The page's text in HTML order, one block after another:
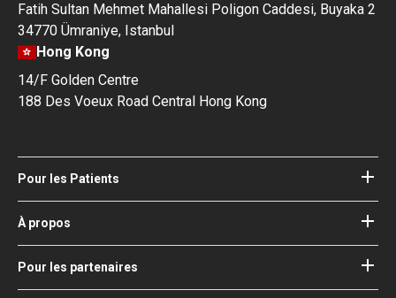
Fatih Sultan Mehmet Mahallesi Poligon Caddesi, Buyaka 2
34770 Ümraniye, Istanbul
Hong Kong
14/F Golden Centre
188 Des Voeux Road Central Hong Kong
Pour les Patients
Hôpitaux
Médecins
Blog
Guides
À propos
À propos de Bookimed
Comment ça fonctionne
Nos Médecins
Pour les partenaires
Ajouter votre hôpital